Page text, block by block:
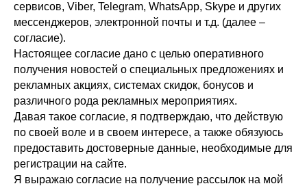
сервисов, Viber, Telegram, WhatsApp, Skype и других
мессенджеров, электронной почты и т.д. (далее –
согласие).
Настоящее согласие дано с целью оперативного
получения новостей о специальных предложениях и
рекламных акциях, системах скидок, бонусов и
различного рода рекламных мероприятиях.
Давая такое согласие, я подтверждаю, что действую
по своей воле и в своем интересе, а также обязуюсь
предоставить достоверные данные, необходимые для
регистрации на сайте.
Я выражаю согласие на получение рассылок на мой